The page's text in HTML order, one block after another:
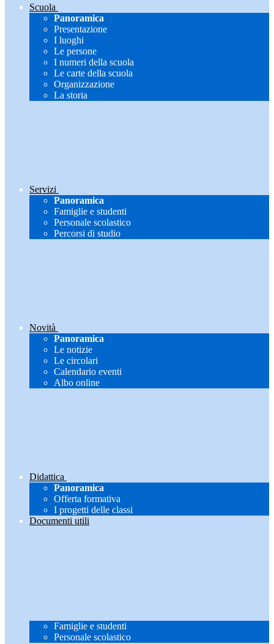
Scuola
Panoramica
Presentazione
I luoghi
Le persone
I numeri della scuola
Le carte della scuola
Organizzazione
La storia
Servizi
Panoramica
Famiglie e studenti
Personale scolastico
Percorsi di studio
Novità
Panoramica
Le notizie
Le circolari
Calendario eventi
Albo online
Didattica
Panoramica
Offerta formativa
I progetti delle classi
Documenti utili
Famiglie e studenti
Personale scolastico